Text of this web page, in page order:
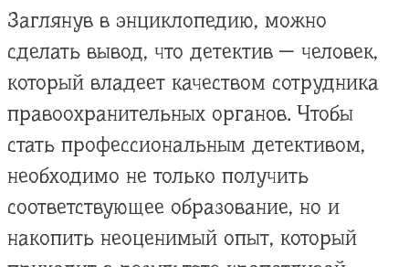
Заглянув в энциклопедию, можно
сделать вывод, что детектив — человек,
который владеет качеством сотрудника
правоохранительных органов. Чтобы
стать профессиональным детективом,
необходимо не только получить
соответствующее образование, но и
накопить неоценимый опыт, который